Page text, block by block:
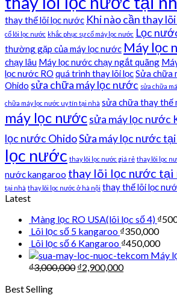
thay thế lõi lọc nước Khi nào cần thay
cố lõi lọc nước khắc phục sự cố máy lọc nước Lọc
thường gặp của máy lọc nước Máy lọc
chạy lâu Máy lọc nước chạy ngắt quãng
lọc nước RO quá trình thay lõi lọcSửa chữa
Ohido sửa chữa máy lọc nước sửa chữa
chữa máy lọc nước uy tín tại nhà sửa chữa thay thế
máy lọc nướcsửa máy lọc nước
lọc nước OhidoSửa máy lọc nước tại
lọc nước thay lõi lọc nước giá rẻ thay lõi lọc
nước kangaroo thay lõi lọc nước tại
tại nhà thay lõi lọc nước ở hà nội thay thế lõi lọc
Latest
Màng lọc RO USA(lõi lọc số 4) ₫
Lõi lọc số 5 kangaroo ₫350,000
Lõi lọc số 6 Kangaroo ₫450,000
Máy
₫3,000,000 ₫2,900,000
Best Selling